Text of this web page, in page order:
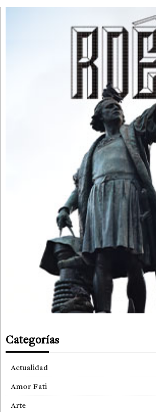
Categorías
Actualidad
Amor Fati
Arte